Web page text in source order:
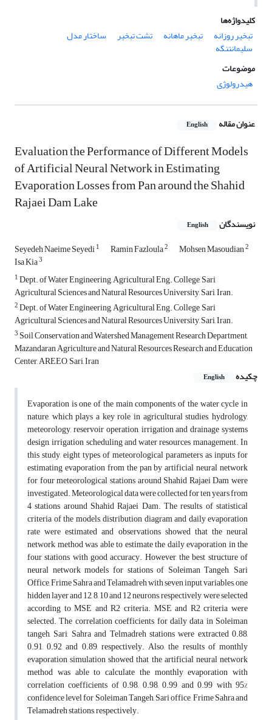
کلیدواژه‌ها
تبخیر روزانه
تبخیر ماهانه تشت تبخیر ساختار مدل
سلیمان‏تنگه
موضوعات
هیدرولوژی
عنوان مقاله English
Evaluation the Performance of Different Models
of Artificial Neural Network in Estimating
Evaporation Losses from Pan around the Shahid
Rajaei Dam Lake
نویسندگان English
Seyedeh Naeime Seyedi1 Ramin Fazloula2 Mohsen Masoudian2
Isa Kia3
1Dept. of Water Engineering, Agricultural Eng. College, Sari
Agricultural Sciences and Natural Resources University, Sari, Iran.
2Dept. of Water Engineering, Agricultural Eng. College, Sari
Agricultural Sciences and Natural Resources University, Sari, Iran.
3 Soil Conservation and Watershed Management Research Department,
Mazandaran Agriculture and Natural Resources Research and Education
Center, AREEO, Sari, Iran
چکیده
English
Evaporation is one of the main components of the water cycle in
nature, which plays a key role in agricultural studies, hydrology,
meteorology, reservoir operation, irrigation and drainage systems
design, irrigation scheduling and water resources management. In
this study, eight types of meteorological parameters as inputs for
estimating evaporation from the pan by artificial neural network
for four meteorological stations around Shahid Rajaei Dam were
investigated. Meteorological data were collected for ten years from
4 stations around Shahid Rajaei Dam. The results of statistical
criteria of the models, distribution diagram and daily evaporation
rate were estimated and observations showed that the neural
network method was able to estimate the daily evaporation in the
four stations with good accuracy. However, the best structure of
neural network models for stations of Soleiman Tangeh, Sari
Office, Frime Sahra and Telamadreh with seven input variables, one
hidden layer and 12, 8, 10 and 12 neurons, respectively, were selected
according to MSE and R2 criteria. MSE and R2 criteria were
selected. The correlation coefficients for daily data in Soleiman
tangeh, Sari, Sahra and Telmadreh stations were extracted 0.88,
0.91, 0.92 and 0.89, respectively. Also, the results of monthly
evaporation simulation showed that the artificial neural network
method was able to calculate the monthly evaporation with
correlation coefficients of 0.98, 0.98, 0.99 and 0.99 with 95%
confidence level for Soleiman Tangeh, Sari office, Frime Sahra and
Telamadreh stations, respectively.